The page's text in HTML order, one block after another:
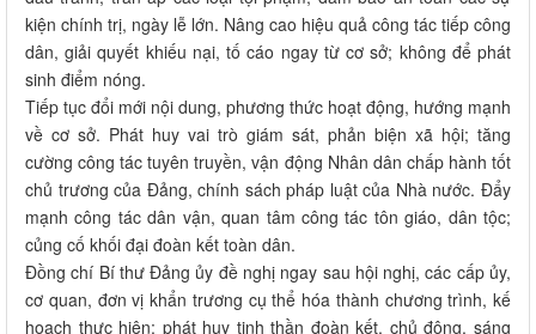
kiện chính trị, ngày lễ lớn. Nâng cao hiệu quả công tác tiếp công
dân, giải quyết khiếu nại, tố cáo ngay từ cơ sở; không để phát
sinh điểm nóng.
Tiếp tục đổi mới nội dung, phương thức hoạt động, hướng mạnh
về cơ sở. Phát huy vai trò giám sát, phản biện xã hội; tăng
cường công tác tuyên truyền, vận động Nhân dân chấp hành tốt
chủ trương của Đảng, chính sách pháp luật của Nhà nước. Đẩy
mạnh công tác dân vận, quan tâm công tác tôn giáo, dân tộc;
củng cố khối đại đoàn kết toàn dân.
Đồng chí Bí thư Đảng ủy đề nghị ngay sau hội nghị, các cấp ủy,
cơ quan, đơn vị khẩn trương cụ thể hóa thành chương trình, kế
hoạch thực hiện; phát huy tinh thần đoàn kết, chủ động, sáng